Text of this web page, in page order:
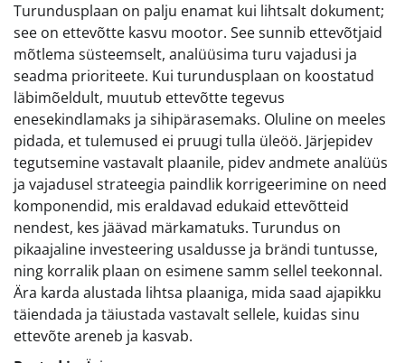
Turundusplaan on palju enamat kui lihtsalt dokument;
see on ettevõtte kasvu mootor. See sunnib ettevõtjaid
mõtlema süsteemselt, analüüsima turu vajadusi ja
seadma prioriteete. Kui turundusplaan on koostatud
läbimõeldult, muutub ettevõtte tegevus
enesekindlamaks ja sihipärasemaks. Oluline on meeles
pidada, et tulemused ei pruugi tulla üleöö. Järjepidev
tegutsemine vastavalt plaanile, pidev andmete analüüs
ja vajadusel strateegia paindlik korrigeerimine on need
komponendid, mis eraldavad edukaid ettevõtteid
nendest, kes jäävad märkamatuks. Turundus on
pikaajaline investeering usaldusse ja brändi tuntusse,
ning korralik plaan on esimene samm sellel teekonnal.
Ära karda alustada lihtsa plaaniga, mida saad ajapikku
täiendada ja täiustada vastavalt sellele, kuidas sinu
ettevõte areneb ja kasvab.